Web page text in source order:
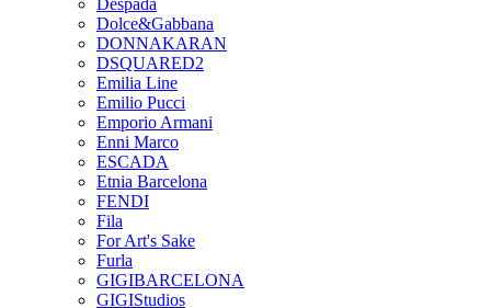
Despada
Dolce&Gabbana
DONNAKARAN
DSQUARED2
Emilia Line
Emilio Pucci
Emporio Armani
Enni Marco
ESCADA
Etnia Barcelona
FENDI
Fila
For Art's Sake
Furla
GIGIBARCELONA
GIGIStudios